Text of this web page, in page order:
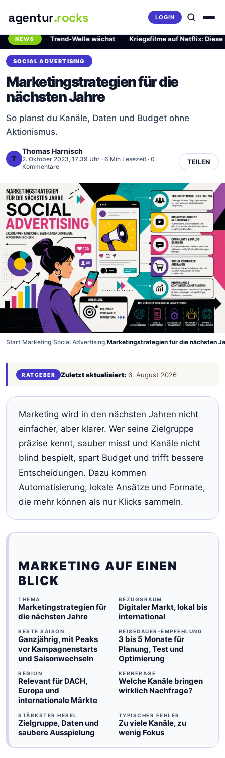
agentur.rocks LOGIN
NEWS
Breaking News Ticker
Trend-Welle wächst· Kriegsfilme auf Netflix: Diese zwei
SOCIAL ADVERTISING
Marketingstrategien für die
nächsten Jahre
So planst du Kanäle, Daten und Budget ohne
Aktionismus.
T
Thomas Harnisch
2. Oktober 2023, 17:39 Uhr · 6 Min Lesezeit · 0
Kommentare
TEILEN
Start/Marketing/Social Advertising/Marketingstrategien für die nächsten
RATGEBER Zuletzt aktualisiert: 6. August 2026
Marketing wird in den nächsten Jahren nicht
einfacher, aber klarer. Wer seine Zielgruppe
präzise kennt, sauber misst und Kanäle nicht
blind bespielt, spart Budget und trifft bessere
Entscheidungen. Dazu kommen
Automatisierung, lokale Ansätze und Formate,
die mehr können als nur Klicks sammeln.
MARKETING AUF EINEN
BLICK
THEMA
Marketingstrategien für
die nächsten Jahre
BEZUGSRAUM
Digitaler Markt, lokal bis
international
BESTE SAISON
Ganzjährig, mit Peaks
vor Kampagnenstarts
und Saisonwechseln
REISEDAUER-EMPFEHLUNG
3 bis 5 Monate für
Planung, Test und
Optimierung
REGION
Relevant für DACH,
Europa und
internationale Märkte
KERNFRAGE
Welche Kanäle bringen
wirklich Nachfrage?
STÄRKSTER HEBEL
Zielgruppe, Daten und
saubere Ausspielung
TYPISCHER FEHLER
Zu viele Kanäle, zu
wenig Fokus